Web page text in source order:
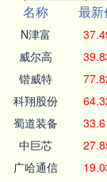
名称 最新
N津富
威尔高
锴威特
科翔股份
蜀道装备
中巨芯
广哈通信